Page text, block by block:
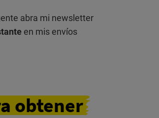
abra mi newsletter
en mis envíos
obtener